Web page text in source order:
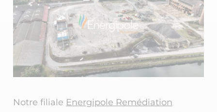
Notre filiale Energipole Remédiation